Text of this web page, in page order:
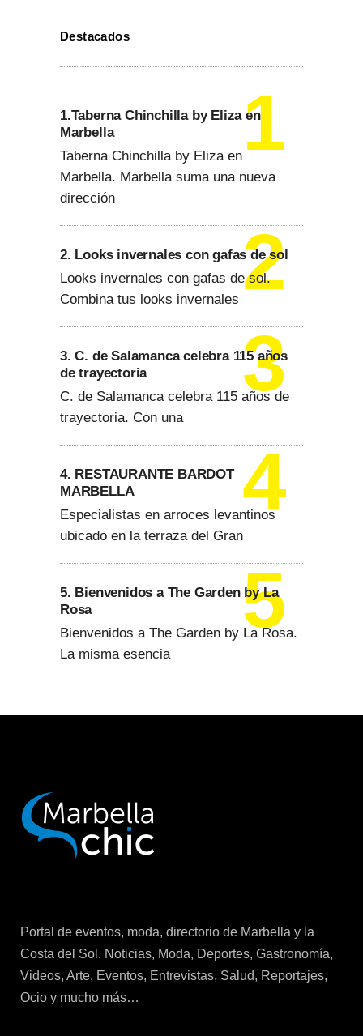
Destacados
1.Taberna Chinchilla by Eliza en
Marbella
Taberna Chinchilla by Eliza en
Marbella. Marbella suma una nueva
dirección
2. Looks invernales con gafas de sol
Looks invernales con gafas de sol.
Combina tus looks invernales
3. C. de Salamanca celebra 115 años
de trayectoria
C. de Salamanca celebra 115 años de
trayectoria. Con una
4. RESTAURANTE BARDOT
MARBELLA
Especialistas en arroces levantinos
ubicado en la terraza del Gran
5. Bienvenidos a The Garden by La
Rosa
Bienvenidos a The Garden by La Rosa.
La misma esencia
Portal de eventos, moda, directorio de Marbella y la
Costa del Sol. Noticias, Moda, Deportes, Gastronomía,
Videos, Arte, Eventos, Entrevistas, Salud, Reportajes,
Ocio y mucho más…